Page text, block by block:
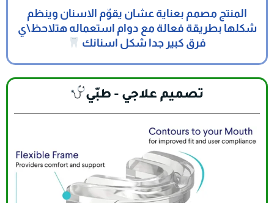
المنتج مصمم بعناية عشان يقوّم الاسنان وينظم
شكلها بطريقة فعالة مع دوام استعماله هتلاحظ\ي
فرق كبير جدا شكل اسنانك
تصميم علاجي - طبّي